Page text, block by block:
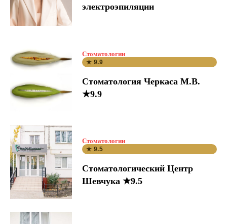
электроэпиляции
Стоматологии
★ 9.9
Стоматология Черкаса М.В.
★9.9
Стоматологии
★ 9.5
Стоматологический Центр
Шевчука ★9.5